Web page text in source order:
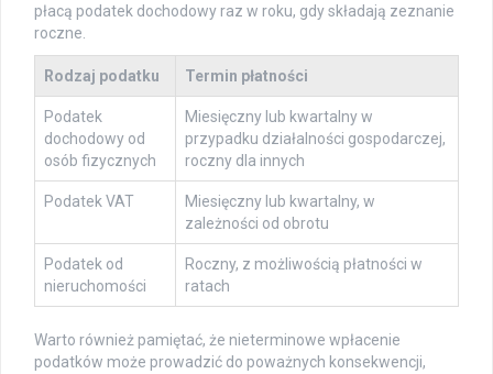
płacą podatek dochodowy raz w roku, gdy składają zeznanie
roczne.
Rodzaj podatku Termin płatności
Podatek
dochodowy od
osób fizycznych
Miesięczny lub kwartalny w
przypadku działalności gospodarczej,
roczny dla innych
Podatek VAT
Miesięczny lub kwartalny, w
zależności od obrotu
Podatek od
nieruchomości
Roczny, z możliwością płatności w
ratach
Warto również pamiętać, że nieterminowe wpłacenie
podatków może prowadzić do poważnych konsekwencji,